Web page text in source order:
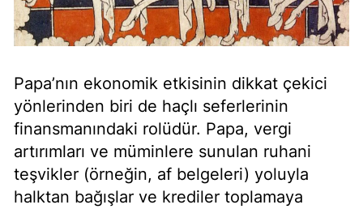
Papa’nın ekonomik etkisinin dikkat çekici
yönlerinden biri de haçlı seferlerinin
finansmanındaki rolüdür. Papa, vergi
artırımları ve müminlere sunulan ruhani
teşvikler (örneğin, af belgeleri) yoluyla
halktan bağışlar ve krediler toplamaya